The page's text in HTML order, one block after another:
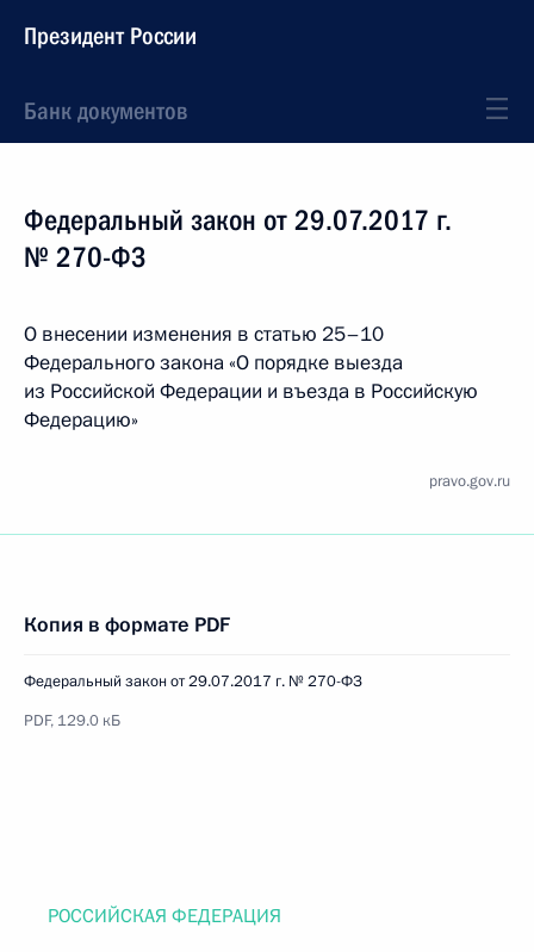
Президент России
Банк документов
Федеральный закон от 29.07.2017 г.
№ 270-ФЗ
О внесении изменения в статью 25–10
Федерального закона «О порядке выезда
из Российской Федерации и въезда в Российскую
Федерацию»
pravo.gov.ru
Копия в формате PDF
Федеральный закон от 29.07.2017 г. № 270-ФЗ
PDF, 129.0 кБ
РОССИЙСКАЯ ФЕДЕРАЦИЯ